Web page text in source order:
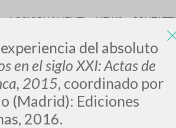
del absoluto
en el siglo XXI: Actas de
2015, coordinado por
(Madrid): Ediciones
2016.
AGGIORNAMENTIENEWS CONTATTI
Frase esatta